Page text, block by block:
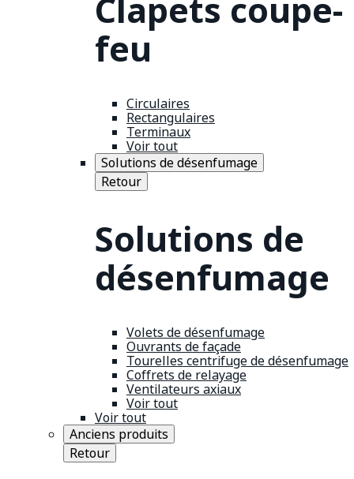
Clapets coupe-
feu
Circulaires
Rectangulaires
Terminaux
Voir tout
Solutions de désenfumage
Retour
Solutions de
désenfumage
Volets de désenfumage
Ouvrants de façade
Tourelles centrifuge de désenfumage
Coffrets de relayage
Ventilateurs axiaux
Voir tout
Voir tout
Anciens produits
Retour